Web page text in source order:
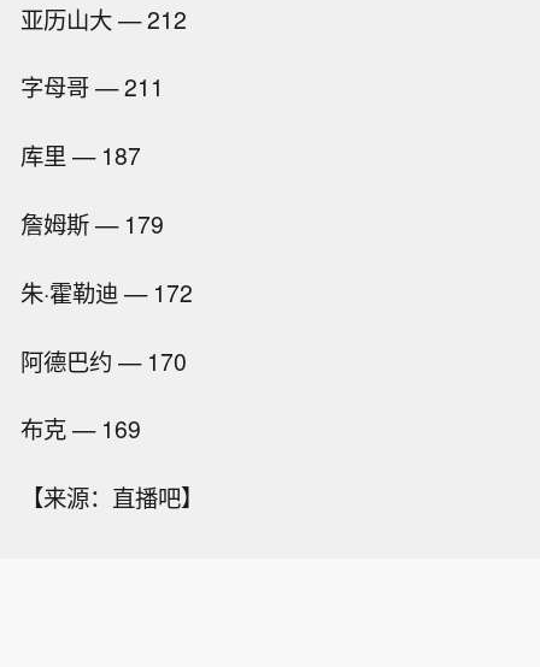
亚历山大 — 212
字母哥 — 211
库里 — 187
詹姆斯 — 179
朱·霍勒迪 — 172
阿德巴约 — 170
布克 — 169
【来源：直播吧】